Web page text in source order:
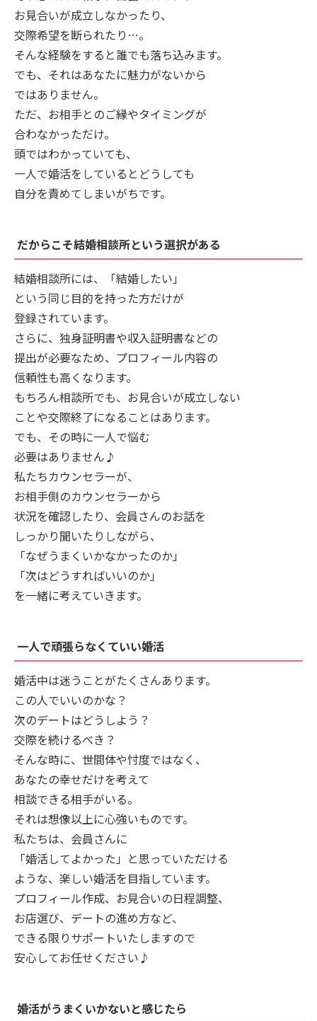
お見合いが成立しなかったり、
交際希望を断られたり…。
そんな経験をすると誰でも落ち込みます。
でも、それはあなたに魅力がないから
ではありません。
ただ、お相手とのご縁やタイミングが
合わなかっただけ。
頭ではわかっていても、
一人で婚活をしているとどうしても
自分を責めてしまいがちです。
だからこそ結婚相談所という選択がある
結婚相談所には、「結婚したい」
という同じ目的を持った方だけが
登録されています。
さらに、独身証明書や収入証明書などの
提出が必要なため、プロフィール内容の
信頼性も高くなります。
もちろん相談所でも、お見合いが成立しない
ことや交際終了になることはあります。
でも、その時に一人で悩む
必要はありません♪
私たちカウンセラーが、
お相手側のカウンセラーから
状況を確認したり、会員さんのお話を
しっかり聞いたりしながら、
「なぜうまくいかなかったのか」
「次はどうすればいいのか」
を一緒に考えていきます。
一人で頑張らなくていい婚活
婚活中は迷うことがたくさんあります。
この人でいいのかな？
次のデートはどうしよう？
交際を続けるべき？
そんな時に、世間体や忖度ではなく、
あなたの幸せだけを考えて
相談できる相手がいる。
それは想像以上に心強いものです。
私たちは、会員さんに
「婚活してよかった」と思っていただける
ような、楽しい婚活を目指しています。
プロフィール作成、お見合いの日程調整、
お店選び、デートの進め方など、
できる限りサポートいたしますので
安心してお任せください♪
婚活がうまくいかないと感じたら